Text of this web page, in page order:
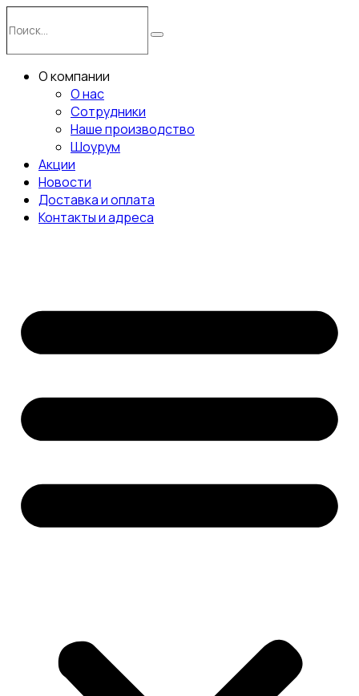
к
содержимому
Поиск
О компании
О нас
Сотрудники
Наше производство
Шоурум
Акции
Новости
Доставка и оплата
Контакты и адреса